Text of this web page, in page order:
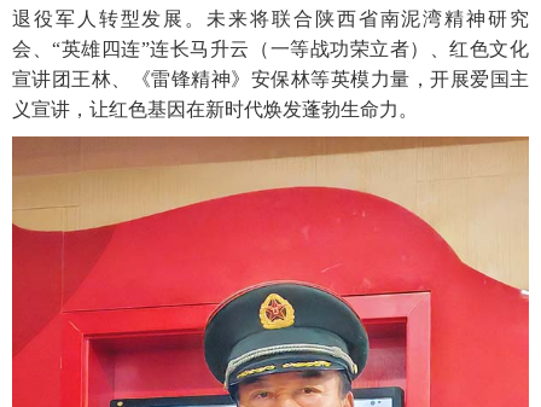
退役军人转型发展。未来将联合陕西省南泥湾精神研究
会、“英雄四连”连长马升云（一等战功荣立者）、红色文化
宣讲团王林、《雷锋精神》安保林等英模力量，开展爱国主
义宣讲，让红色基因在新时代焕发蓬勃生命力。